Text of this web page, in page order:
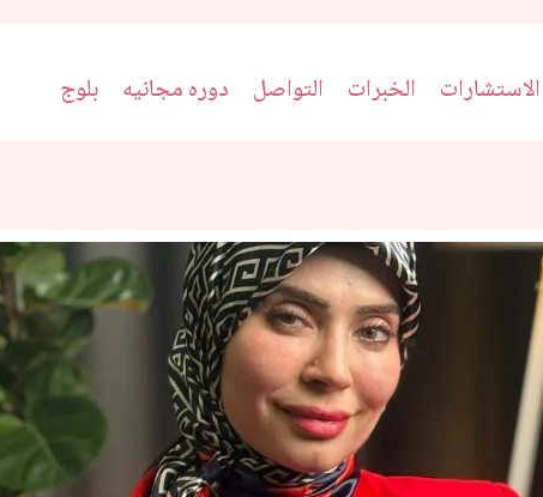
بلوج دوره مجانيه التواصل الخبرات الاستشارات